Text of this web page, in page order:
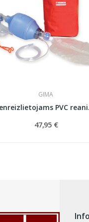
GIMA
47,95 €